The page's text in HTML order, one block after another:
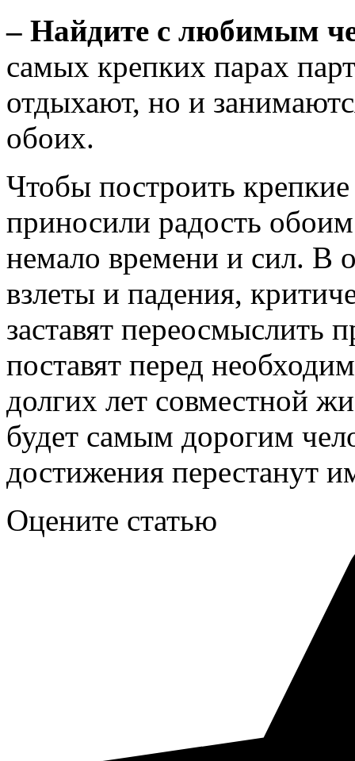
– Найдите с любимым
самых крепких парах
отдыхают, но и
обоих.
Чтобы построить
приносили радость
немало времени и сил. В
взлеты и падения,
заставят переосмыслить
поставят перед
долгих лет совместной
будет самым дорогим
достижения перестанут
Оцените статью